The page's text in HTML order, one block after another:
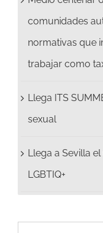
comunidades
normativas que
trabajar como
Llega ITS
sexual
Llega a Sevilla
LGBTIQ+